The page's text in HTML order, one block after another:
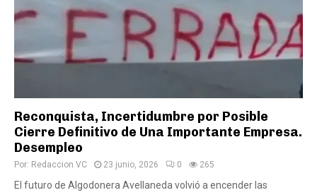
Reconquista, Incertidumbre por Posible
Cierre Definitivo de Una Importante Empresa.
Desempleo
Por: Redaccion VC 23 junio, 2026 0 265
El futuro de Algodonera Avellaneda volvió a encender las